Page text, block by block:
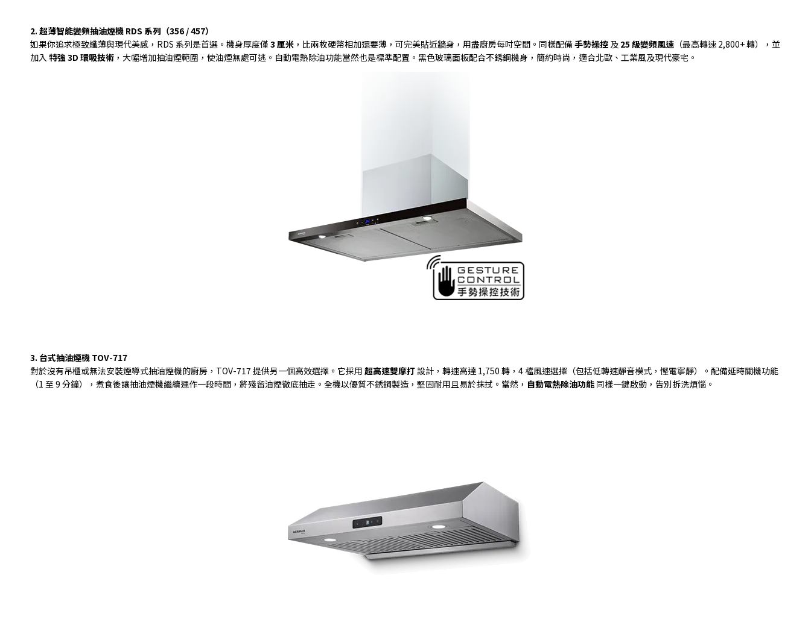
2. 超薄智能變頻抽油煙機 RDS 系列（356 / 457）
如果你追求極致纖薄與現代美感， RDS 系列是首選。機身厚度僅 3 厘米 ，比兩枚硬幣相加還要薄，可完美貼近牆身，用盡廚房每吋空間。同樣配備手勢操控 及 25 級變頻風速 （最高轉速 2,800+轉），並
加入 特強 3D 環吸技術 ，大幅增加抽油煙範圍，使油煙無處可逃。自動電熱除油功能當然也是標準配置。黑色玻璃面板配合不銹鋼機身，簡約時尚，適合北歐、工業風及現代豪宅。
3. 台式抽油煙機 TOV-717
對於沒有吊櫃或無法安裝煙導式抽油煙機的廚房， TOV-717提供另一個高效選擇。它採用 超高速雙摩打設計，轉速高達 1,750 轉， 4 檔風速選擇（包括低轉速靜音模式，慳電寧靜）。配備延時關機功能
（1 至 9 分鐘），煮食後讓抽油煙機繼續運作一段時間，將殘留油煙徹底抽走。全機以優質不銹鋼製造，堅固耐用且易於抹拭。當然， 自動電熱除油功能 同樣一鍵啟動，告別拆洗煩惱。